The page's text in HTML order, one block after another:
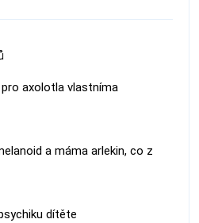
axolotla vlastníma
a máma arlekin, co z
dítěte